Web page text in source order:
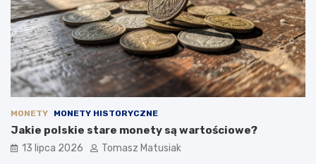
MONETY MONETY HISTORYCZNE
Jakie polskie stare monety są wartościowe?
13 lipca 2026 Tomasz Matusiak